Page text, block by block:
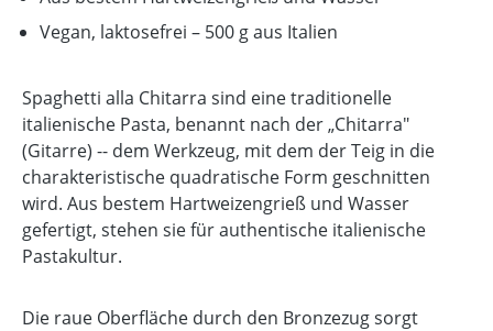
Vegan, laktosefrei – 500 g aus Italien
Spaghetti alla Chitarra sind eine traditionelle
italienische Pasta, benannt nach der „Chitarra"
(Gitarre) -- dem Werkzeug, mit dem der Teig in die
charakteristische quadratische Form geschnitten
wird. Aus bestem Hartweizengrieß und Wasser
gefertigt, stehen sie für authentische italienische
Pastakultur.
Die raue Oberfläche durch den Bronzezug sorgt